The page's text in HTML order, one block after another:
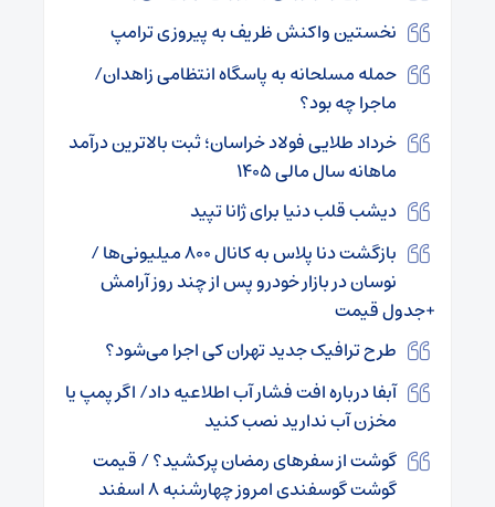
نخستین واکنش ظریف به پیروزی ترامپ
حمله مسلحانه به پاسگاه انتظامی زاهدان/
ماجرا چه بود؟
خرداد طلایی فولاد خراسان؛ ثبت بالاترین درآمد
ماهانه سال مالی ۱۴۰۵
دیشب قلب دنیا برای ژانا تپید
بازگشت دنا پلاس به کانال ۸۰۰ میلیونی‌ها /
نوسان در بازار خودرو پس از چند روز آرامش
+جدول قیمت
طرح ترافیک جدید تهران کی اجرا می‌شود؟
آبفا درباره افت فشار آب اطلاعیه داد/ اگر پمپ یا
مخزن آب ندارید نصب کنید
گوشت از سفر‌های رمضان پرکشید؟ / قیمت
گوشت گوسفندی امروز چهارشنبه ۸ اسفند